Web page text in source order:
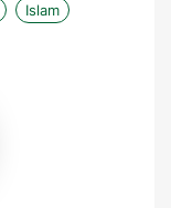
Islam